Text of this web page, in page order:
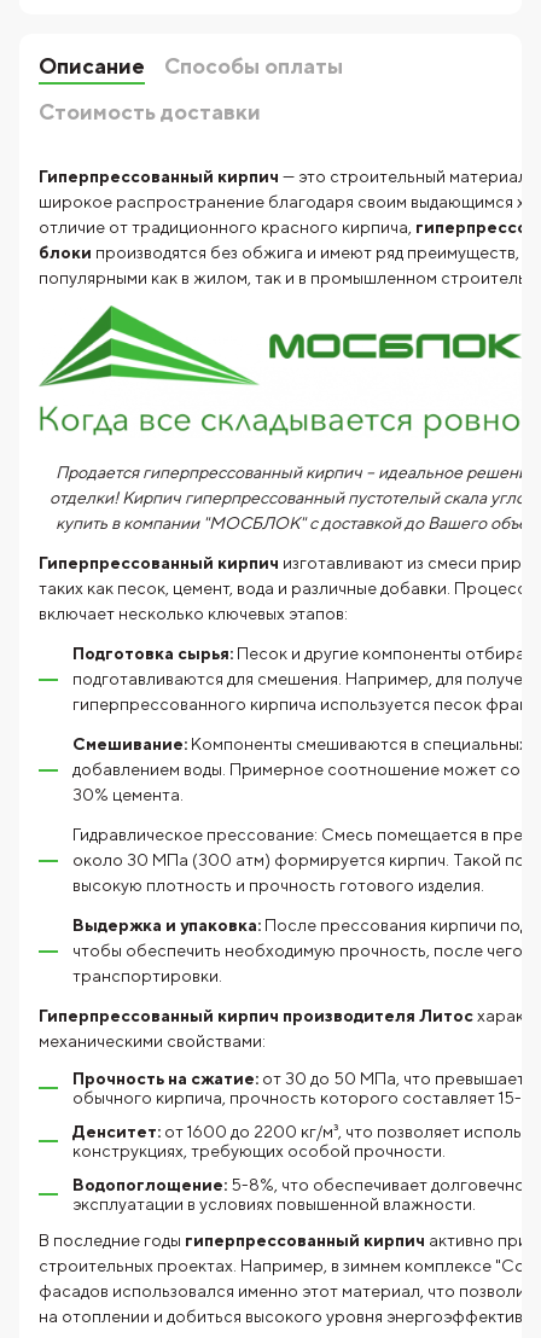
Описание
Способы оплаты
Стоимость доставки
Гиперпрессованный кирпич — это строительный материал,
широкое распространение благодаря своим выдающимся
отличие от традиционного красного кирпича,
блоки производятся без обжига и имеют ряд преимуществ,
популярными как в жилом, так и в промышленном
Продается гиперпрессованный кирпич – идеальное решение
отделки! Кирпич гиперпрессованный пустотелый скала
купить в компании "МОСБЛОК" с доставкой до Вашего
Гиперпрессованный кирпич изготавливают из смеси
таких как песок, цемент, вода и различные добавки. Процесс
включает несколько ключевых этапов:
Подготовка сырья: Песок и другие компоненты
подготавливаются для смешения. Например, для
гиперпрессованного кирпича используется песок
Смешивание: Компоненты смешиваются в специальных
добавлением воды. Примерное соотношение может
30% цемента.
Гидравлическое прессование: Смесь помещается в
около 30 МПа (300 атм) формируется кирпич. Такой
высокую плотность и прочность готового изделия.
Выдержка и упаковка: После прессования кирпичи
чтобы обеспечить необходимую прочность, после чего
транспортировки.
Гиперпрессованный кирпич производителя Литос
механическими свойствами:
Прочность на сжатие: от 30 до 50 МПа, что превышает
обычного кирпича, прочность которого составляет 15-
Денситет: от 1600 до 2200 кг/м³, что позволяет
конструкциях, требующих особой прочности.
Водопоглощение: 5-8%, что обеспечивает
эксплуатации в условиях повышенной влажности.
В последние годы гиперпрессованный кирпич активно
строительных проектах. Например, в зимнем комплексе
фасадов использовался именно этот материал, что
на отоплении и добиться высокого уровня